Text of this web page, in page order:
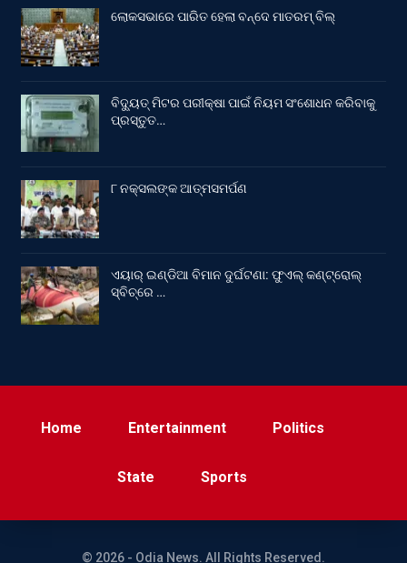
ଲୋକସଭାରେ ପାରିତ ହେଲା ବନ୍ଦେ ମାତରମ୍‌ ବିଲ୍‌
ବିଦ୍ୟୁତ୍ ମିଟର ପରୀକ୍ଷା ପାଇଁ ନିୟମ ସଂଶୋଧନ କରିବାକୁ
ପ୍ରସ୍ତୁତ…
୮ ନକ୍ସଲଙ୍କ ଆତ୍ମସମର୍ପଣ
ଏୟାର୍ ଇଣ୍ଡିଆ ବିମାନ ଦୁର୍ଘଟଣା: ଫୁଏଲ୍‌ କଣ୍ଟ୍ରୋଲ୍‌
ସ୍ବିଚ୍‌ରେ …
Home Entertainment Politics
State Sports
© 2026 - Odia News. All Rights Reserved.